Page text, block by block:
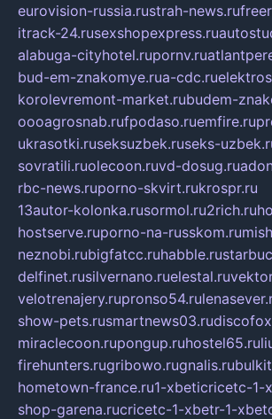
eurovision-russia.rustrah-news.ru
itrack-24.rusexshopexpress.ru
alabuga-cityhotel.rupornv.ru
bud-em-znakomye.rua-cdc.ru
korolevremont-market.rubudem-
oooagrosnab.rufpodaso.ruemfire.ru
ukrasotki.ruseksuzbek.ruseks-
sovratili.ruolecoon.ruvd-dosug.ru
rbc-news.ruporno-skvirt.rukrospr.ru
13autor-kolonka.rusormol.ru2rich.ru
hostserve.ruporno-na-russkom.ru
neznobi.rubigfatcc.ruhabble.ru
delfinet.rusilvernano.ruelestal.ru
velotrenajery.rupronso54.ru
show-pets.rusmartnews03.ru
miraclecoon.rupongup.ruhostel65.ru
firehunters.rugribowo.rugnalis.ru
hometown-france.ru1-xbeticricetc-1-
shop-garena.rucricetc-1-xbetr-1-